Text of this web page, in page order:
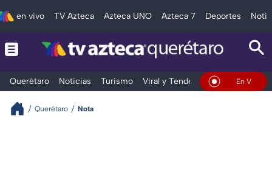
en vivo TV Azteca Azteca UNO Azteca 7 Deportes
Querétaro Noticias Turismo Viral y Tendencia ClimaEn Vivo
Querétaro Nota